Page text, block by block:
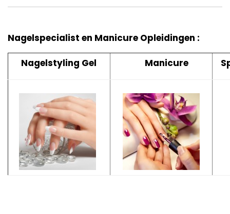
Nagelspecialist en Manicure Opleidingen :
Nagelstyling Gel Manicure